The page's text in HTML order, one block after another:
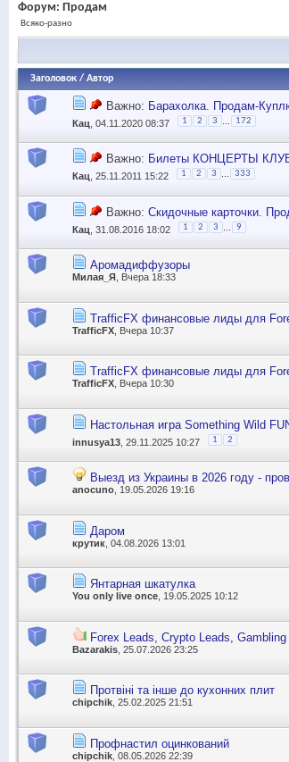
Форум: Продам
Всяко-разно
Заголовок / Автор
Важно: Барахолка. Продам-
Кац , 04.11.2020 08:37 1 2 3 172
Важно: Билеты КОНЦЕРТЫ
Кац , 25.11.2011 15:22 1 2 3 333
Важно: Скидочные карточки.
Кац , 31.08.2016 18:02 1 2 3 9
Аромадиффузоры
Милая_Я , Вчера 18:33
TrafficFX финансовые лиды для
TrafficFX , Вчера 10:37
TrafficFX финансовые лиды для
TrafficFX , Вчера 10:30
Настольная игра Something Wild
innusya13 , 29.11.2025 10:27 1 2
Выезд из Украины в 2026 году -
anocuno , 19.05.2026 19:16
Даром
крутик , 04.08.2026 13:01
Янтарная шкатулка
You only live once , 19.05.2025 10:12
Forex Leads, Crypto Leads,
Bazarakis , 25.07.2026 23:25
Протвіні та інше до кухонних плит
chipchik , 25.02.2025 21:51
Профнастил оцинкований
chipchik , 08.05.2026 22:39